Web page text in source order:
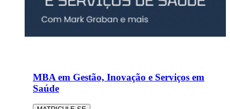
MBA em Gestão, Inovação e Serviços em
Saúde